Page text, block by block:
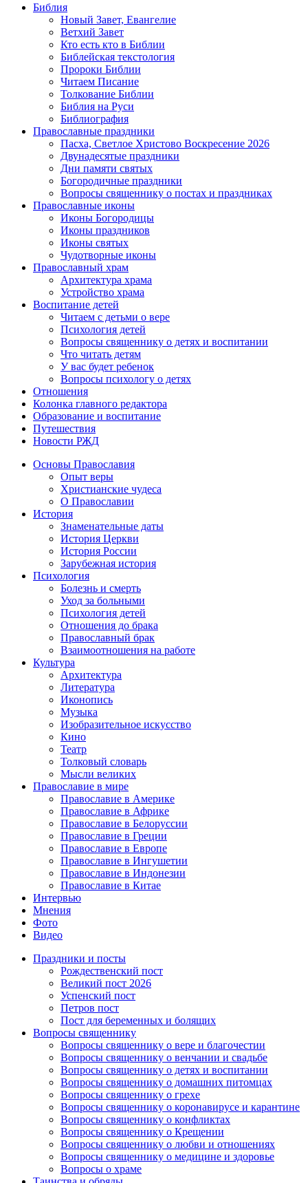
Библия
Новый Завет, Евангелие
Ветхий Завет
Кто есть кто в Библии
Библейская текстология
Пророки Библии
Читаем Писание
Толкование Библии
Библия на Руси
Библиография
Православные праздники
Пасха, Светлое Христово Воскресение 2026
Двунадесятые праздники
Дни памяти святых
Богородичные праздники
Вопросы священнику о постах и праздниках
Православные иконы
Иконы Богородицы
Иконы праздников
Иконы святых
Чудотворные иконы
Православный храм
Архитектура храма
Устройство храма
Воспитание детей
Читаем с детьми о вере
Психология детей
Вопросы священнику о детях и воспитании
Что читать детям
У вас будет ребенок
Вопросы психологу о детях
Отношения
Колонка главного редактора
Образование и воспитание
Путешествия
Новости РЖД
Основы Православия
Опыт веры
Христианские чудеса
О Православии
История
Знаменательные даты
История Церкви
История России
Зарубежная история
Психология
Болезнь и смерть
Уход за больными
Психология детей
Отношения до брака
Православный брак
Взаимоотношения на работе
Культура
Архитектура
Литература
Иконопись
Музыка
Изобразительное искусство
Кино
Театр
Толковый словарь
Мысли великих
Православие в мире
Православие в Америке
Православие в Африке
Православие в Белоруссии
Православие в Греции
Православие в Европе
Православие в Ингушетии
Православие в Индонезии
Православие в Китае
Интервью
Мнения
Фото
Видео
Праздники и посты
Рождественский пост
Великий пост 2026
Успенский пост
Петров пост
Пост для беременных и болящих
Вопросы священнику
Вопросы священнику о вере и благочестии
Вопросы священнику о венчании и свадьбе
Вопросы священнику о детях и воспитании
Вопросы священнику о домашних питомцах
Вопросы священнику о грехе
Вопросы священнику о коронавирусе и карантине
Вопросы священнику о конфликтах
Вопросы священнику о Крещении
Вопросы священнику о любви и отношениях
Вопросы священнику о медицине и здоровье
Вопросы о храме